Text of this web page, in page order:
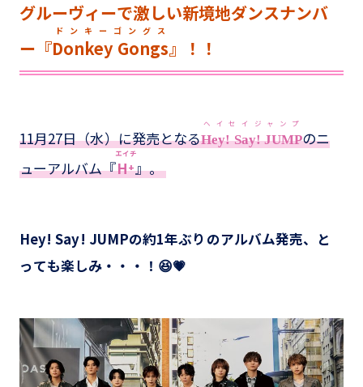
グルーヴィーで激しい新境地ダンスナンバ
ー『Donkey Gongs
ドンキーゴングス
』！！
11月27日（水）に発売となるHey! Say! JUMP
ヘイセイジャンプ
のニ
ューアルバム『H⁺
エイチ
』。
Hey! Say! JUMPの約1年ぶりのアルバム発売、と
っても楽しみ・・・！😆💗